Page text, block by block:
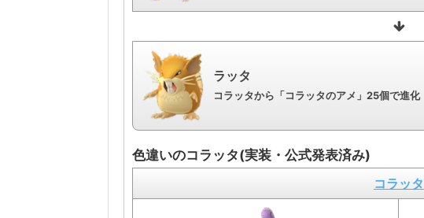
ラッタ
コラッタから「コラッタのアメ」25個で進化
色違いのコラッタ(実装・公式発表済み)
コラッタ